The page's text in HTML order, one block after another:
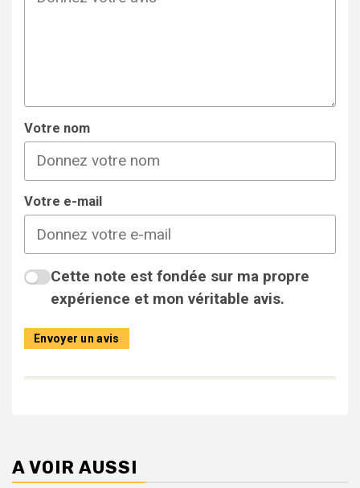
Votre nom
Votre e-mail
Cette note est fondée sur ma propre
expérience et mon véritable avis.
Envoyer un avis
A VOIR AUSSI